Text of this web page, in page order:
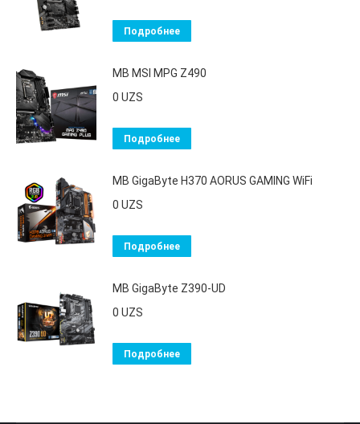
Подробнее
MB MSI MPG Z490
0 UZS
Подробнее
MB GigaByte H370 AORUS GAMING WiFi
0 UZS
Подробнее
MB GigaByte Z390-UD
0 UZS
Подробнее